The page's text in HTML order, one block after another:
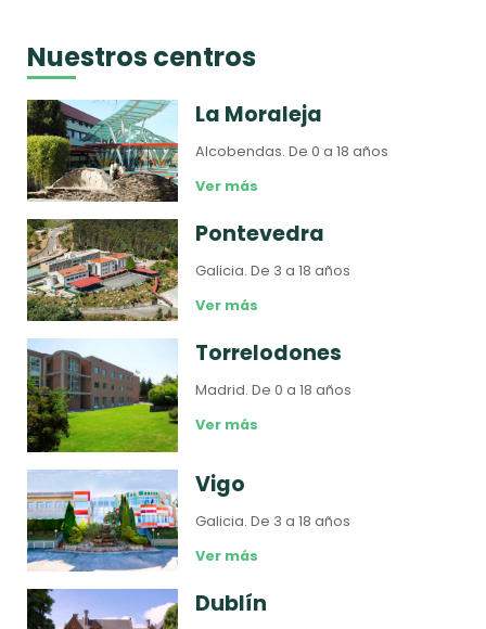
Nuestros centros
La Moraleja
Alcobendas.De 0 a 18 años
Ver más
Pontevedra
Galicia.De 3 a 18 años
Ver más
Torrelodones
Madrid.De 0 a 18 años
Ver más
Vigo
Galicia.De 3 a 18 años
Ver más
Dublín